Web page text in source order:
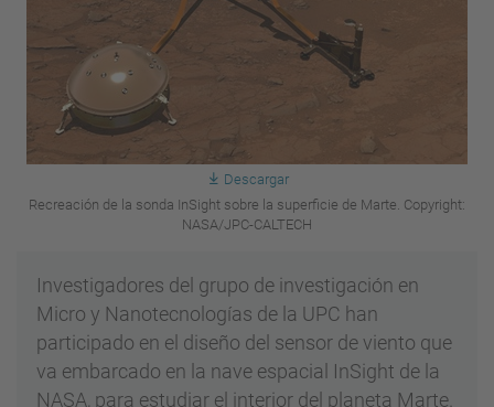
Descargar
Recreación de la sonda InSight sobre la superficie de Marte. Copyright:
NASA/JPC-CALTECH
Investigadores del grupo de investigación en
Micro y Nanotecnologías de la UPC han
participado en el diseño del sensor de viento que
va embarcado en la nave espacial InSight de la
NASA, para estudiar el interior del planeta Marte.